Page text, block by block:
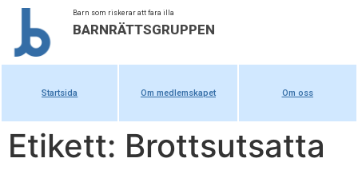
Barn som riskerar att fara illa
BARNRÄTTSGRUPPEN
Startsida Om medlemskapet Om oss
Etikett: Brottsutsatta